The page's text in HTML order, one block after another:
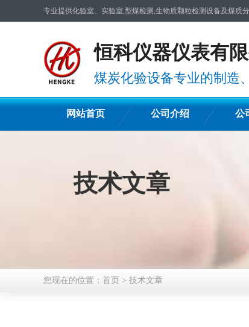
专业提供化验室、实验室,型煤检测,生物质颗粒检测设备及煤质
恒科仪器仪表有
煤炭化验设备专业的制造
网站首页 公司介绍 公
技术文章
您现在的位置： 首页 > 技术文章